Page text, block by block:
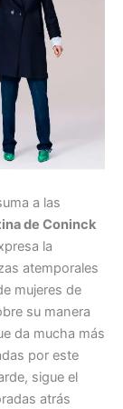
a las
de Coninck
la
atemporales
mujeres de
su manera
da mucha más
por este
sigue el
atrás